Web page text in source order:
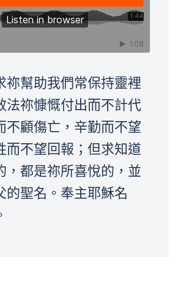
祢幫助我們常保持靈裡
法祢慷慨付出而不計代
不顧傷亡，辛勤而不望
而不望回報；但求知道
，都是祢所喜悅的，並
的聖名。奉主耶穌名